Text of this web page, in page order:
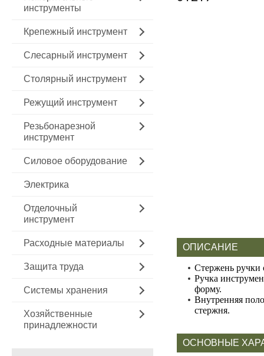
инструменты
Крепежный инструмент
Слесарный инструмент
Столярный инструмент
Режущий инструмент
Резьбонарезной
инструмент
Силовое оборудование
Электрика
Отделочный
инструмент
Расходные материалы
Защита труда
Системы хранения
Хозяйственные
принадлежности
ОПИСАНИЕ
Стержень ручки
Ручка
форму.
Внутренняя
стержня.
ОСНОВНЫЕ